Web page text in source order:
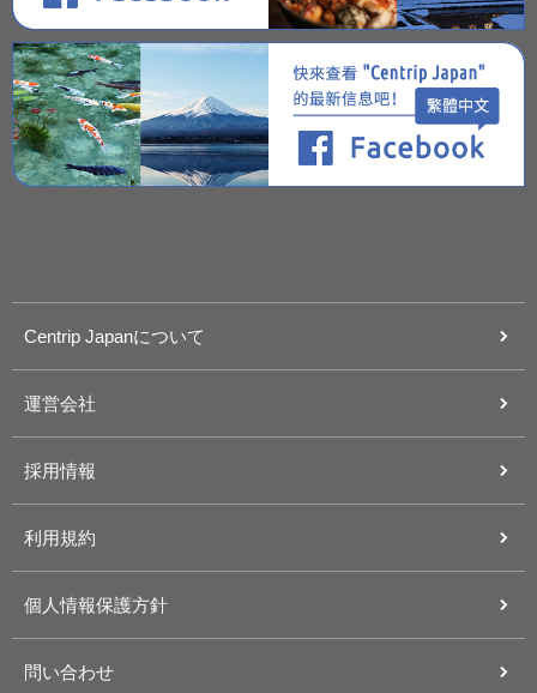
Centrip Japanについて
運営会社
採用情報
利用規約
個人情報保護方針
問い合わせ